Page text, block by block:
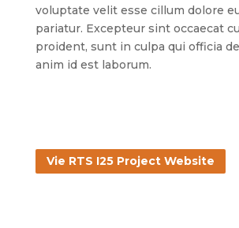
voluptate velit esse cillum dolore
pariatur. Excepteur sint occaecat
proident, sunt in culpa qui officia
anim id est laborum.
Vie RTS I25 Project Website